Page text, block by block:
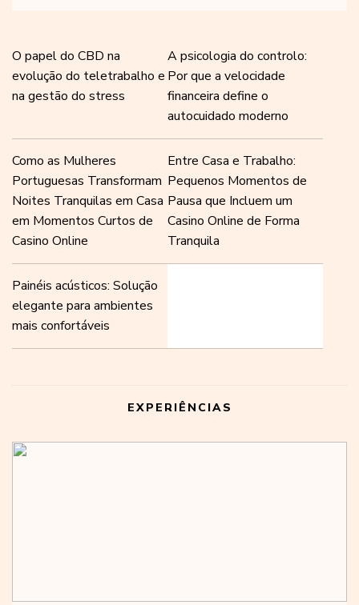
O papel do CBD na
evolução do teletrabalho e
na gestão do stress
A psicologia do controlo:
Por que a velocidade
financeira define o
autocuidado moderno
Como as Mulheres
Portuguesas Transformam
Noites Tranquilas em Casa
em Momentos Curtos de
Casino Online
Entre Casa e Trabalho:
Pequenos Momentos de
Pausa que Incluem um
Casino Online de Forma
Tranquila
Painéis acústicos: Solução
elegante para ambientes
mais confortáveis
EXPERIÊNCIAS